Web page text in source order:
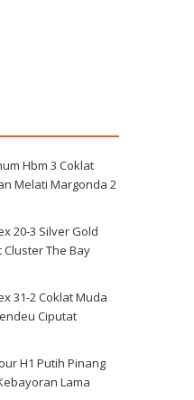
Hbm 3 Coklat
Melati Margonda 2
20-3 Silver Gold
The Bay
31-2 Coklat Muda
Ciputat
H1 Putih Pinang
Lama